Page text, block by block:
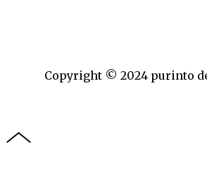
Copyright © 2024 purinto